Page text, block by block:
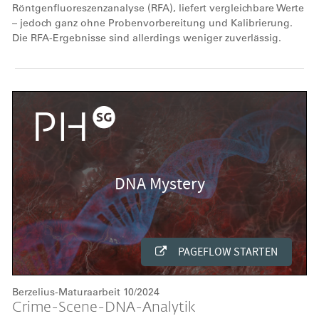
Röntgenfluoreszenzanalyse (RFA), liefert vergleichbare Werte
– jedoch ganz ohne Probenvorbereitung und Kalibrierung.
Die RFA-Ergebnisse sind allerdings weniger zuverlässig.
Berzelius-Maturaarbeit 10/2024
Crime-Scene-DNA-Analytik